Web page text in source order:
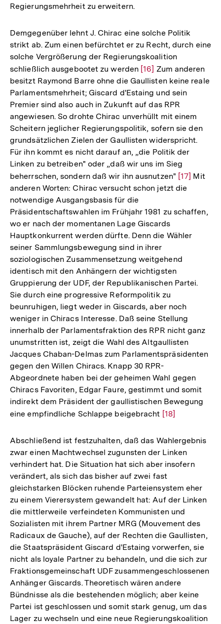
Regierungsmehrheit zu erweitern.
Demgegenüber lehnt J. Chirac eine solche Politik
strikt ab. Zum einen befürchtet er zu Recht, durch eine
solche Vergrößerung der Regierungskoalition
schließlich ausgebootet zu werden Zur
Auflösung
der
Fußnote
[16] Zum anderen
besitzt Raymond Barre ohne die Gaullisten keine reale
Parlamentsmehrheit; Giscard d'Estaing und sein
Premier sind also auch in Zukunft auf das RPR
angewiesen. So drohte Chirac unverhüllt mit einem
Scheitern jeglicher Regierungspolitik, sofern sie den
grundsätzlichen Zielen der Gaullisten widerspricht.
Für ihn kommt es nicht darauf an, „die Politik der
Linken zu betreiben" oder „daß wir uns im Sieg
beherrschen, sondern daß wir ihn ausnutzen" Zur
Auflösung
Fußnote
[17] Mit
anderen Worten: Chirac versucht schon jetzt die
notwendige Ausgangsbasis für die
Präsidentschaftswahlen im Frühjahr 1981 zu schaffen,
wo er nach der momentanen Lage Giscards
Hauptkonkurrent werden dürfte. Denn die Wähler
seiner Sammlungsbewegung sind in ihrer
soziologischen Zusammensetzung weitgehend
identisch mit den Anhängern der wichtigsten
Gruppierung der UDF, der Republikanischen Partei.
Sie durch eine progressive Reformpolitik zu
beunruhigen, liegt weder in Giscards, aber noch
weniger in Chiracs Interesse. Daß seine Stellung
innerhalb der Parlamentsfraktion des RPR nicht ganz
unumstritten ist, zeigt die Wahl des Altgaullisten
Jacques Chaban-Delmas zum Parlamentspräsidenten
gegen den Willen Chiracs. Knapp 30 RPR-
Abgeordnete haben bei der geheimen Wahl gegen
Chiracs Favoriten, Edgar Faure, gestimmt und somit
indirekt dem Präsident der gaullistischen Bewegung
eine empfindliche Schlappe beigebracht Zur
der
Fußnote
[18]
Abschließend ist festzuhalten, daß das Wahlergebnis
zwar einen Machtwechsel zugunsten der Linken
verhindert hat. Die Situation hat sich aber insofern
verändert, als sich das bisher auf zwei fast
gleichstarken Blöcken ruhende Parteiensystem eher
zu einem Vierersystem gewandelt hat: Auf der Linken
die mittlerweile verfeindeten Kommunisten und
Sozialisten mit ihrem Partner MRG (Mouvement des
Radicaux de Gauche), auf der Rechten die Gaullisten,
die Staatspräsident Giscard d'Estaing vorwerfen, sie
nicht als loyale Partner zu behandeln, und die sich zur
Fraktionsgemeinschaft UDF zusammengeschlossenen
Anhänger Giscards. Theoretisch wären andere
Bündnisse als die bestehenden möglich; aber keine
Partei ist geschlossen und somit stark genug, um das
Lager zu wechseln und eine neue Regierungskoalition